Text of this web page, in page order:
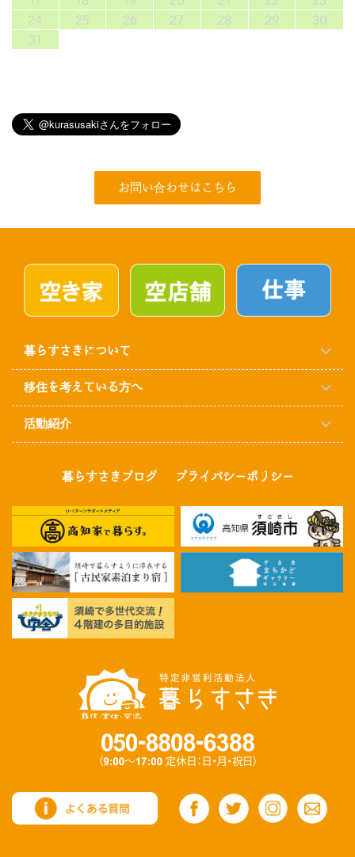
24
25 26 27 28 29
30
31
お問い合わせはこちら
暮らすさきについて
移住を考えている方へ
活動紹介
暮らすさきブログ プライバシーポリシー